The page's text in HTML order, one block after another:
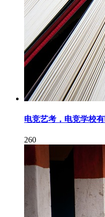
电竞艺考，电竞学校
260